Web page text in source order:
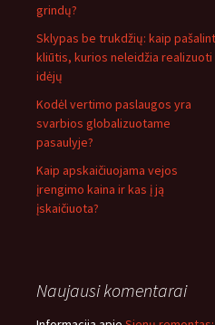
grindų?
Sklypas be trukdžių: kaip
kliūtis, kurios neleidžia realizuoti
idėjų
Kodėl vertimo paslaugos yra
svarbios globalizuotame
pasaulyje?
Kaip apskaičiuojama vejos
įrengimo kaina ir kas į ją
įskaičiuota?
Naujausi komentarai